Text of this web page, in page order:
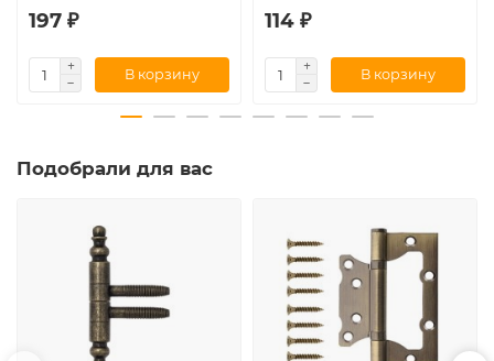
197 ₽
В корзину
114 ₽
В корзину
Подобрали для вас